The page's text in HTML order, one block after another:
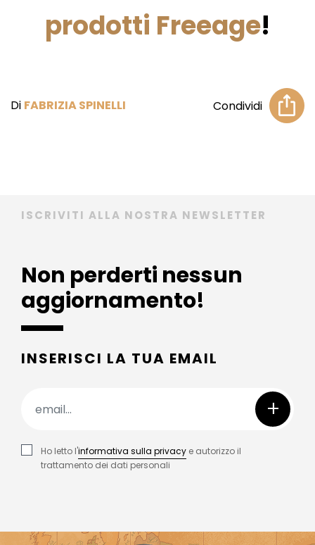
prodotti Freeage!
Di FABRIZIA SPINELLI Condividi
ISCRIVITI ALLA NOSTRA NEWSLETTER
Non perderti nessun
aggiornamento!
INSERISCI LA TUA EMAIL
+
Ho letto l'informativa sulla privacy e autorizzo il
trattamento dei dati personali